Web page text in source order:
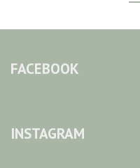
FACEBOOK
INSTAGRAM